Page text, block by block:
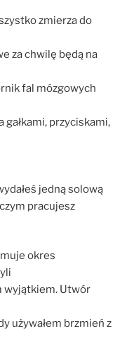
zmierza do
za chwilę będą na
fal mózgowych
gałkami, przyciskami,
jedną solową
pracujesz
okres
wyjątkiem. Utwór
używałem brzmień z